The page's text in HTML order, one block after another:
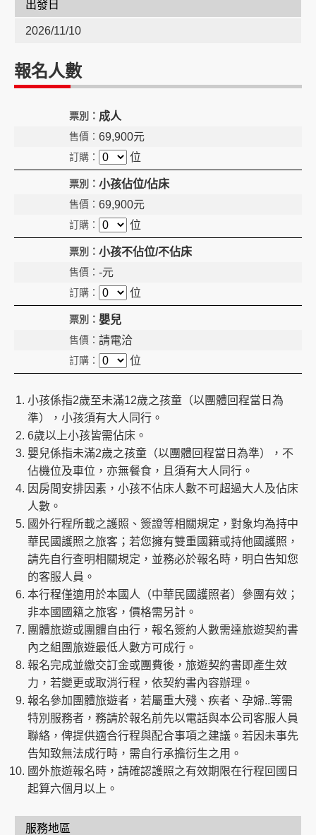
出發日
2026/11/10
報名人數
成人
69,900元
位
小孩佔位/佔床
69,900元
位
小孩不佔位/不佔床
-元
位
嬰兒
請電洽
位
小孩係指2歲至未滿12歲之孩童（以團體回程當日為
準），小孩須有大人同行。
6歲以上小孩皆需佔床。
嬰兒係指未滿2歲之孩童（以團體回程當日為準），不
佔機位及車位，亦無餐食，且須有大人同行。
因房間安排因素，小孩不佔床人數不可超過大人及佔床
人數。
國外行程所載之護照、簽證等相關規定，對象均為持中
華民國護照之旅客；若您擁有雙重國籍或持他國護照，
請先自行查明相關規定，並務必於報名時，明白告知您
的客服人員。
本行程僅適用於本國人（中華民國護照者）參團有效；
非本國國籍之旅客，價格需另計。
團體旅遊或團體自由行，報名簽約人數需達旅遊契約書
內之組團旅遊最低人數方可成行。
報名完成並繳交訂金或團費後，旅遊契約書即產生效
力，若變更或取消行程，依契約書內容辦理。
報名參加團體旅遊者，若屬重大殘、疾者、孕婦..等需
特別服務者，務請於報名前先以電話與本公司客服人員
聯絡，俾提供適合行程與配合事項之建議。若因未事先
告知致無法成行時，需自行承擔衍生之用。
國外旅遊報名時，請確認護照之有效期限在行程回國日
起算六個月以上。
服務地區